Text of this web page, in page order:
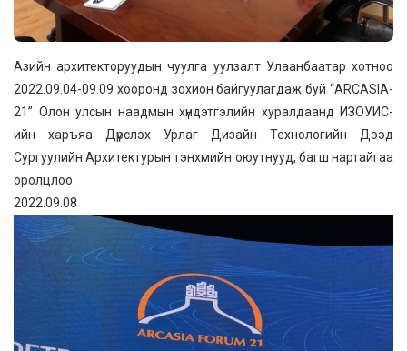
Азийн архитекторуудын чуулга уулзалт Улаанбаатар хотноо
2022.09.04-09.09 хооронд зохион байгуулагдаж буй “ARCASIA-
21” Олон улсын наадмын хүндэтгэлийн хуралдаанд ИЗОУИС-
ийн харъяа Дүрслэх Урлаг Дизайн Технологийн Дээд
Сургуулийн Архитектурын тэнхмийн оюутнууд, багш нартайгаа
оролцлоо.
2022.09.08